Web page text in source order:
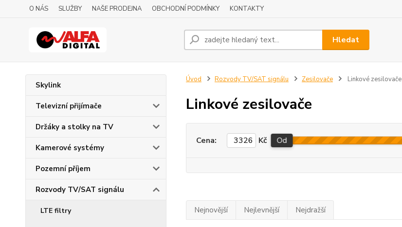
O NÁS SLUŽBY NAŠE PRODEJNA OBCHODNÍ PODMÍNKY KONTAKTY
Hledat
Skylink
Televizní přijímače
Držáky a stolky na TV
Kamerové systémy
Pozemní příjem
Rozvody TV/SAT signálu
LTE filtry
Úvod Rozvody TV/SAT signálu Zesilovače Linkové zesilovače
Linkové zesilovače
Cena: Kč Od
Nejnovější Nejlevnější Nejdražší